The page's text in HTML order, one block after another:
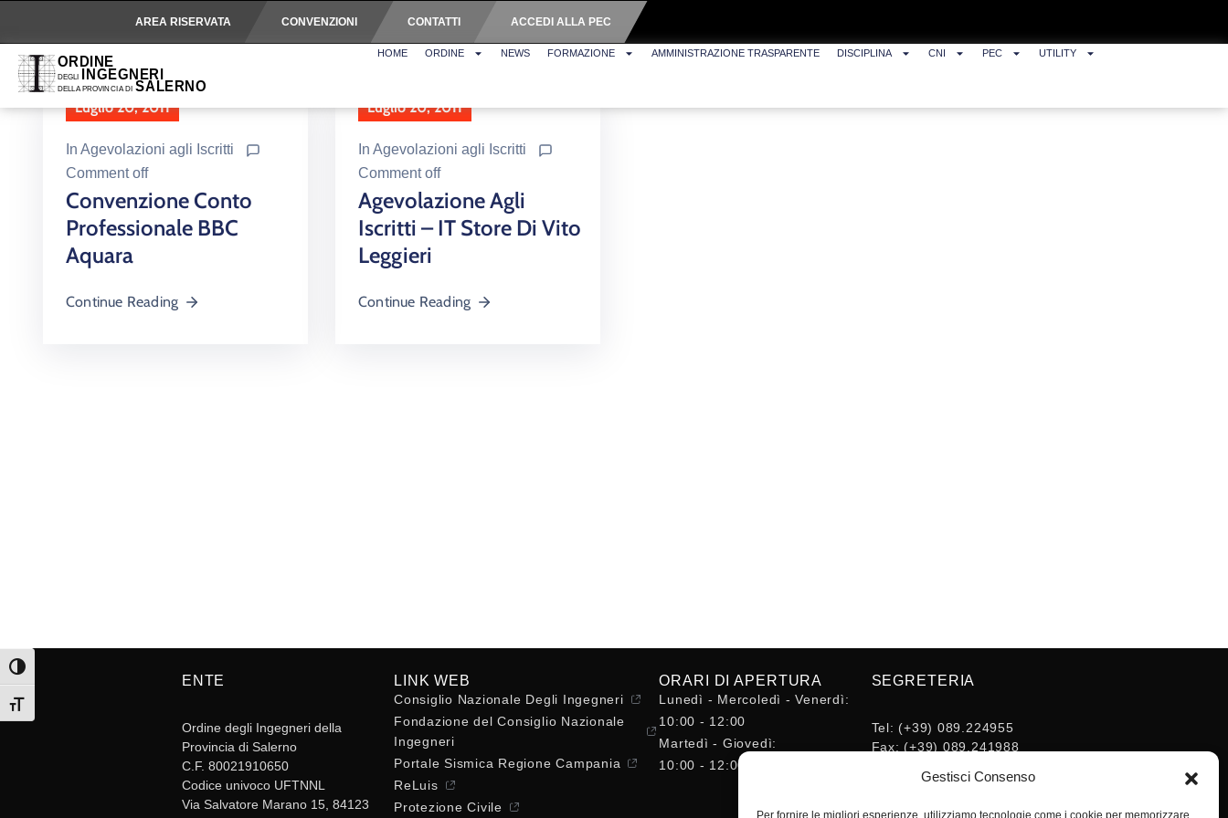
Gestisci Consenso
Per fornire le migliori esperienze, utilizziamo tecnologie come i cookie per memorizzare
AREA RISERVATA CONVENZIONI CONTATTI ACCEDI ALLA PEC
HOME ORDINE NEWS FORMAZIONE AMMINISTRAZIONE TRASPARENTE DISCIPLINA CNI PEC UTILITY
Luglio 20, 2011
In Agevolazioni agli Iscritti
Comment off
Convenzione Conto
Professionale BBC
Aquara
Continue Reading
Luglio 20, 2011
In Agevolazioni agli Iscritti
Comment off
Agevolazione Agli
Iscritti – IT Store Di Vito
Leggieri
Continue Reading
Attiva/disattiva alto contrasto
Attiva/disattiva dimensione testo
ENTE
Ordine degli Ingegneri della
Provincia di Salerno
C.F. 80021910650
Codice univoco UFTNNL
Via Salvatore Marano 15, 84123
LINK WEB
Consiglio Nazionale Degli Ingegneri
Fondazione del Consiglio Nazionale
Ingegneri
Portale Sismica Regione Campania
ReLuis
Protezione Civile
ORARI DI APERTURA
Lunedì - Mercoledì - Venerdì:
10:00 - 12:00
Martedì - Giovedì:
10:00 - 12:00 / 14:30 - 16:30
SEGRETERIA
Tel: (+39) 089.224955
Fax: (+39) 089.241988
segreteria@ordineingsa.it